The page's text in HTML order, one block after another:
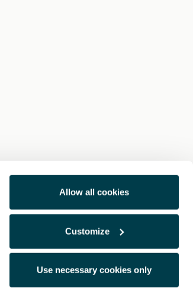
Allow all cookies
Customize
Use necessary cookies only